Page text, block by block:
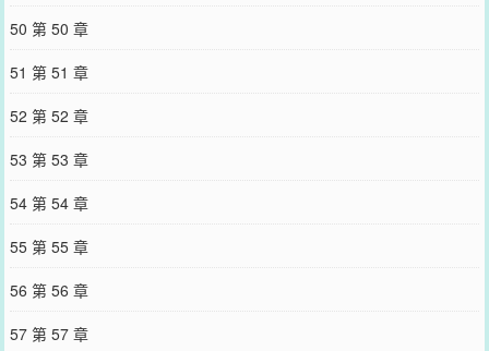
50 第 50 章
51 第 51 章
52 第 52 章
53 第 53 章
54 第 54 章
55 第 55 章
56 第 56 章
57 第 57 章